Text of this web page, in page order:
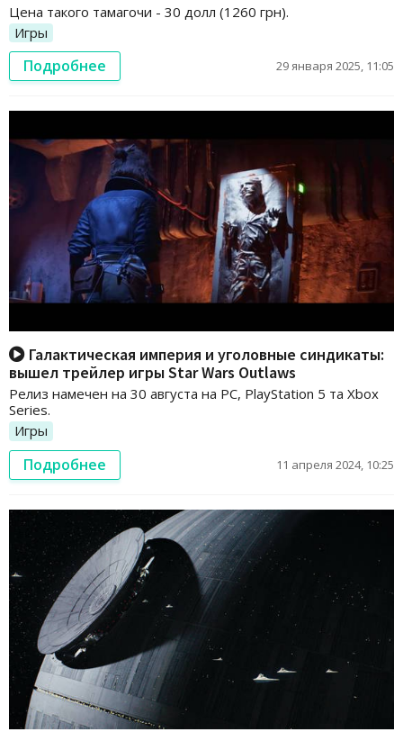
Цена такого тамагочи - 30 долл (1260 грн).
Игры
Подробнее 29 января 2025, 11:05
Галактическая империя и уголовные синдикаты:
вышел трейлер игры Star Wars Outlaws
Релиз намечен на 30 августа на PC, PlayStation 5 та Xbox
Series.
Игры
Подробнее 11 апреля 2024, 10:25